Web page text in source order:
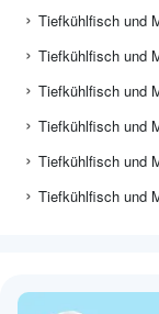
Tiefkühlfisch und
Tiefkühlfisch und
Tiefkühlfisch und
Tiefkühlfisch und
Tiefkühlfisch und
Tiefkühlfisch und